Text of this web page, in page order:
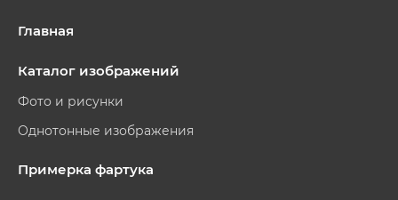
Главная
Каталог изображений
Фото и рисунки
Однотонные изображения
Примерка фартука